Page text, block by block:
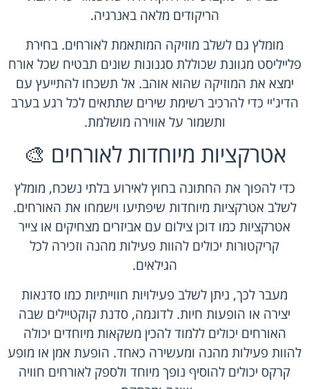
הריקודים מלאה באנרגיה.
מומלץ גם לשלב מוזיקה המותאמת לאורחים. בחירת
פלייליסט מגוונת שכוללת סגנונות שונים תבטיח שכל אורח
ימצא את המוזיקה שהוא אוהב. אל תשכחו להתייעץ עם
הדיג'יי כדי להרכיב רשימת שירים שתתאים לכל רגע בערב
ותשמור על אווירה מושלמת.
אטרקציות מיוחדות לאורחים 🎨
כדי להפוך את החתונה בחוץ לאירוע בלתי נשכח, מומלץ
לשלב אטרקציות מיוחדות שיפתיעו וישמחו את האורחים.
אטרקציות כמו דוכן צילום עם אביזרים מצחיקים או צייר
קריקטורות יכולים להוות פעילות מהנה וזכירה לכל
הגילאים.
מעבר לכך, ניתן לשלב פעילויות חווייתיות כמו סדנאות
יצירה או הופעות חיות. לדוגמה, סדנת קוקטיילים שבה
האורחים יכולים ללמוד להכין משקאות מיוחדים יכולה
להוות פעילות מהנה ומעשירה כאחד. הופעת אמן או מופע
קרקס יכולים להוסיף נופך מיוחד ולספק לאורחים חוויה